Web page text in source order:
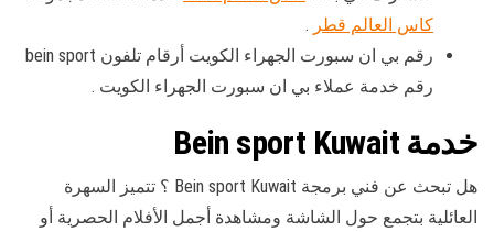
كاس العالم قطر .
رقم بي ان سبورت الجهراء الكويت أرقام تلفون bein sport
رقم خدمة عملاء بي ان سبورت الجهراء الكويت .
خدمة Bein sport Kuwait
هل تبحث عن فني برمجة Bein sport Kuwait ؟ تتميز السهرة
العائلية بتجمع حول الشاشة ومشاهدة أجمل الأفلام الحصرية أو